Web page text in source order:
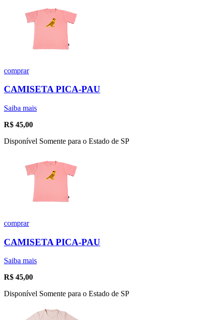
comprar
CAMISETA PICA-PAU
Saiba mais
R$ 45,00
Disponível Somente para o Estado de SP
comprar
CAMISETA PICA-PAU
Saiba mais
R$ 45,00
Disponível Somente para o Estado de SP